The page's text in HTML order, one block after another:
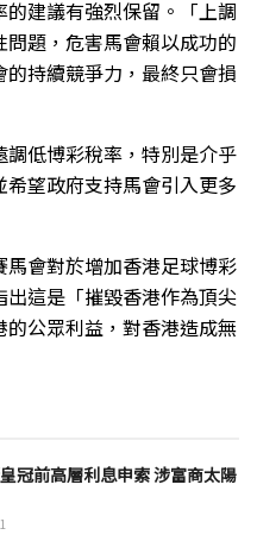
建議有強烈保留。「上調
題，危害馬會賴以成功的
持續競爭力，最終只會損
調低博彩稅率，特別是介乎
望政府支持馬會引入更多
馬會對於增加香港足球博彩
這是「摧毀香港作為頂尖
公眾利益，對香港造成無
冠前高層利息申索 涉富商太陽